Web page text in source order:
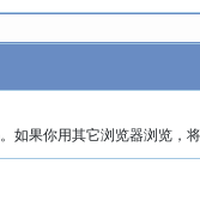
果你用其它浏览器浏览，